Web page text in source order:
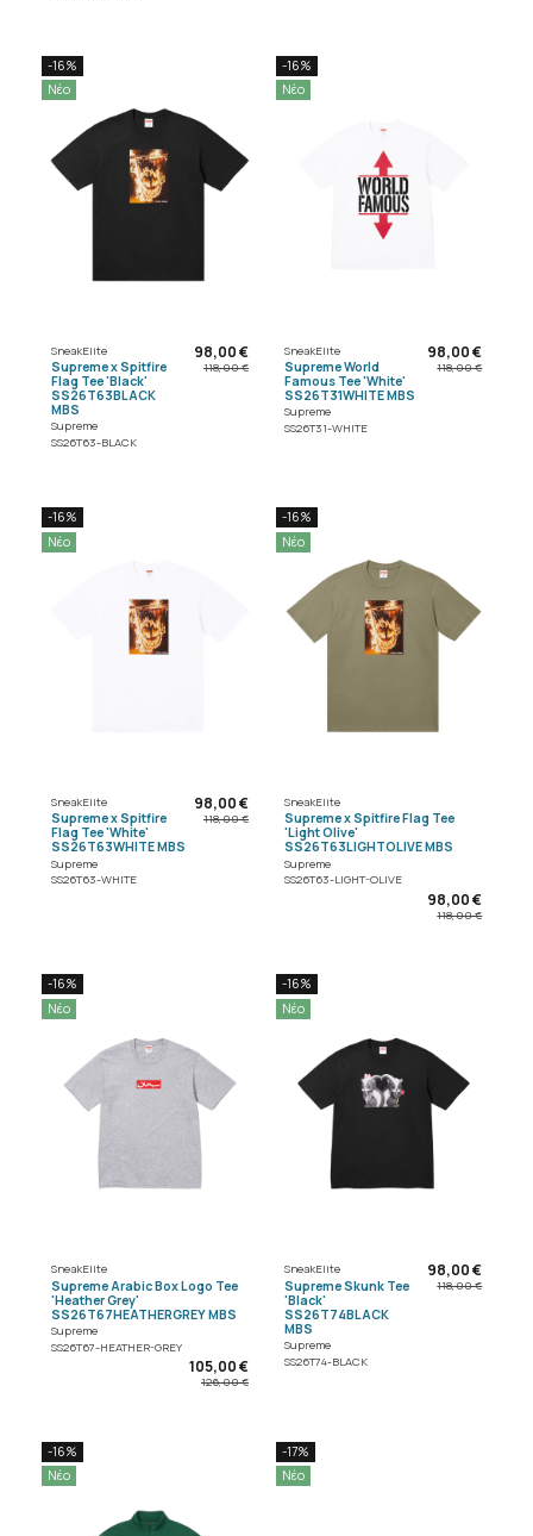
-16%
Νέο
SneakElite
Supreme x Spitfire
Flag Tee 'Black'
SS26T63BLACK
MBS
Supreme
SS26T63-BLACK
98,00 €
118,00 €
-16%
Νέο
SneakElite
Supreme World
Famous Tee 'White'
SS26T31WHITE MBS
Supreme
SS26T31-WHITE
98,00 €
118,00 €
-16%
Νέο
SneakElite
Supreme x Spitfire
Flag Tee 'White'
SS26T63WHITE MBS
Supreme
SS26T63-WHITE
98,00 €
118,00 €
-16%
Νέο
SneakElite
Supreme x Spitfire Flag Tee
'Light Olive'
SS26T63LIGHTOLIVE MBS
Supreme
SS26T63-LIGHT-OLIVE
98,00 €
118,00 €
-16%
Νέο
SneakElite
Supreme Arabic Box Logo Tee
'Heather Grey'
SS26T67HEATHERGREY MBS
Supreme
SS26T67-HEATHER-GREY
105,00 €
126,00 €
-16%
Νέο
SneakElite
Supreme Skunk Tee
'Black'
SS26T74BLACK
MBS
Supreme
SS26T74-BLACK
98,00 €
118,00 €
-16%
Νέο
-17%
Νέο